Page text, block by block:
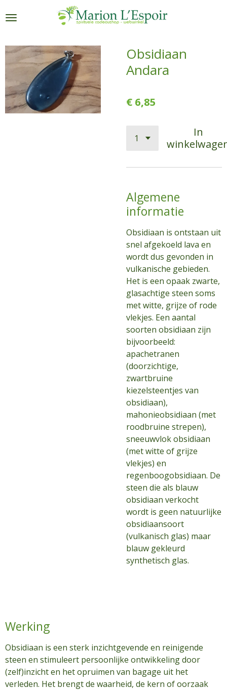
direct
de
hoofdinhoud
Obsidiaan
Andara
€ 6,85
In
Algemene
informatie
Obsidiaan is ontstaan uit
snel afgekoeld lava en
wordt dus gevonden in
vulkanische gebieden.
Het is een opaak zwarte,
glasachtige steen soms
met witte, grijze of rode
vlekjes. Een aantal
soorten obsidiaan zijn
bijvoorbeeld:
apachetranen
(doorzichtige,
zwartbruine
kiezelsteentjes van
obsidiaan),
mahonieobsidiaan (met
roodbruine strepen),
sneeuwvlok obsidiaan
(met witte of grijze
vlekjes) en
regenboogobsidiaan. De
steen die als blauw
obsidiaan verkocht
wordt is geen natuurlijke
obsidiaansoort
(vulkanisch glas) maar
blauw gekleurd
synthetisch glas.
Werking
Obsidiaan is een sterk inzichtgevende en reinigende
steen en stimuleert persoonlijke ontwikkeling door
(zelf)inzicht en het opruimen van bagage uit het
verleden. Het brengt de waarheid, de kern of oorzaak